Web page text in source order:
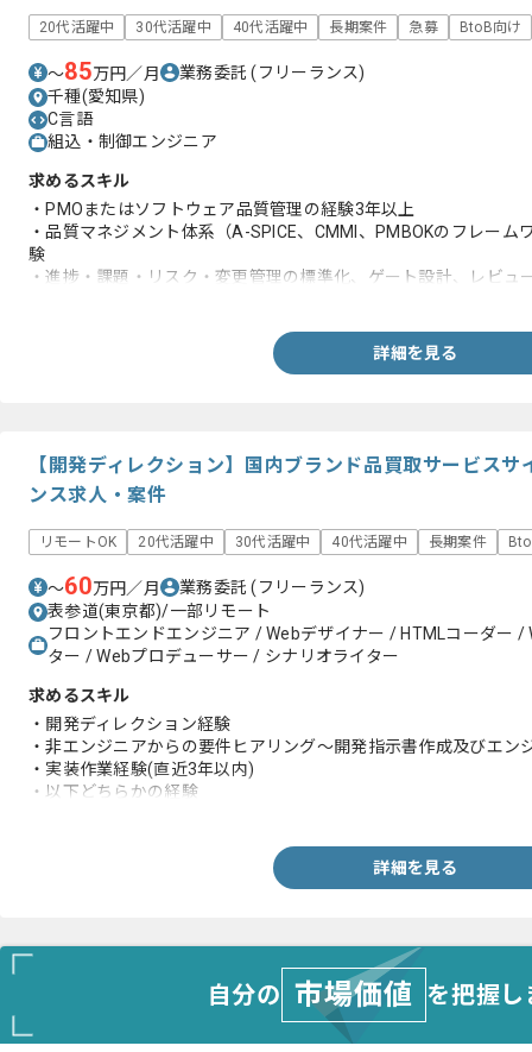
20代活躍中 30代活躍中 40代活躍中 長期案件 急募 BtoB向け
〜85万円／月 業務委託(フリーランス)
千種(愛知県)
C言語
組込・制御エンジニア
求めるスキル
・PMOまたはソフトウェア品質管理の経験3年以上
・品質マネジメント体系（A-SPICE、CMMI、PMBOKのフレー
験
・進捗・課題・リスク・変更管理の標準化、ゲート設計、レビュ
詳細を見る
【開発ディレクション】国内ブランド品買取サービス
ンス求人・案件
リモートOK 20代活躍中 30代活躍中 40代活躍中 長期案件
〜60万円／月 業務委託(フリーランス)
表参道(東京都)/一部リモート
フロントエンドエンジニア / Webデザイナー / HTMLコーダー /
ター / Webプロデューサー / シナリオライター
求めるスキル
・開発ディレクション経験
・非エンジニアからの要件ヒアリング〜開発指示書作成及びエン
・実装作業経験(直近3年以内)
・以下どちらかの経験
詳細を見る
自分の 市場価値 を把握